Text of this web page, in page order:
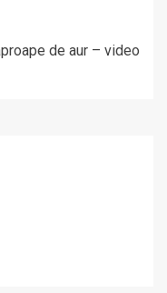
de aur – video